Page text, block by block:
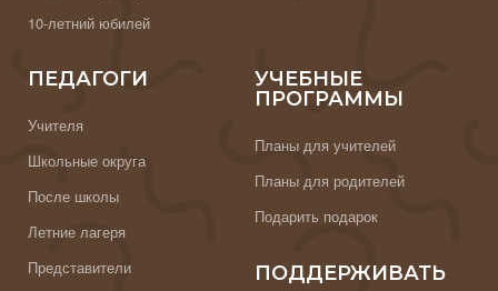
10-летний юбилей
ПЕДАГОГИ
Учителя
Школьные округа
После школы
Летние лагеря
Представители
УЧЕБНЫЕ
ПРОГРАММЫ
Планы для учителей
Планы для родителей
Подарить подарок
ПОДДЕРЖИВАТЬ